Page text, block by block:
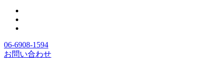
06-6908-1594
お問い合わせ